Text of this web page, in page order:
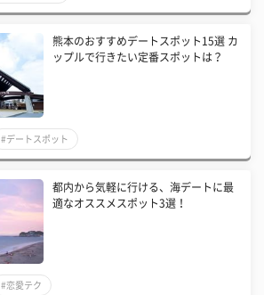
熊本のおすすめデートスポット15選 カ
ップルで行きたい定番スポットは？
#デートスポット
都内から気軽に行ける、海デートに最
適なオススメスポット3選！
#恋愛テク